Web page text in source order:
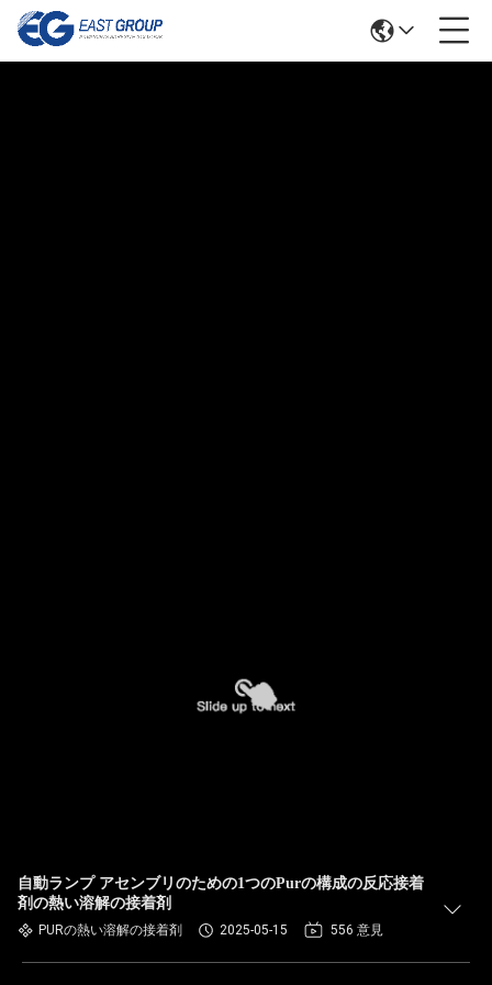
自動ランプ アセンブリのための1つのPurの構成の反応接着
剤の熱い溶解の接着剤
PURの熱い溶解の接着剤 2025-05-15 556 意見